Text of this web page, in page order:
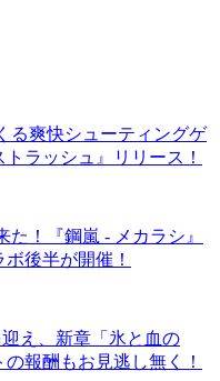
る爽快シューティングゲ
ラッシュ』リリース！
！『鋼嵐 - メカラシ』
後半が開催！
え、新章「氷と血の
報酬もお見逃し無く！